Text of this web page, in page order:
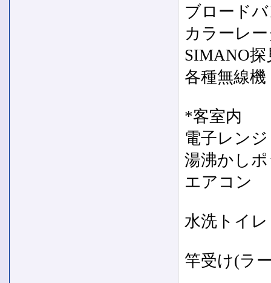
ブロード
カラーレ
SIMANO
各種無線機
*客室内
電子レンジ
湯沸かし
エアコン
水洗トイレ
竿受け(ラ